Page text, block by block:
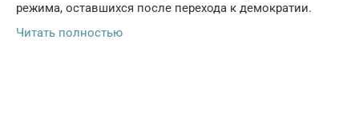
режима, оставшихся после перехода к демократии.
Читать полностью